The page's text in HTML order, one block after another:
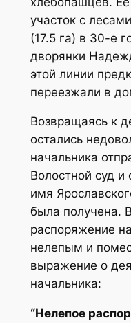
участок с
(17.5 га) в 30-е
дворянки
этой линии
переезжали в
Возвращаясь к
остались
начальника
Волостной суд и
имя
была получена.
распоряжение
нелепым и
выражение о
начальника:
“Нелепое